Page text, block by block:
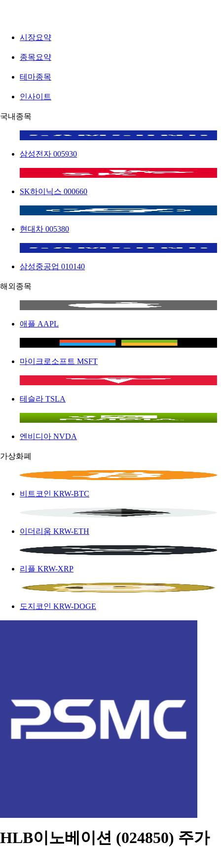
시장요약
종목요약
테마종목
인사이트
국내종목
삼성전자 005930
SK하이닉스 000660
현대차 005380
삼성중공업 010140
해외종목
애플 AAPL
마이크로소프트 MSFT
테슬라 TSLA
엔비디아 NVDA
가상화폐
비트코인 KRW-BTC
이더리움 KRW-ETH
리플 KRW-XRP
도지코인 KRW-DOGE
HLB이노베이션 (024850) 주가